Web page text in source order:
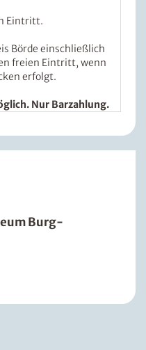
Eintritt.
Börde einschließlich
freien Eintritt, wenn
erfolgt.
Nur Barzahlung.
Burg-